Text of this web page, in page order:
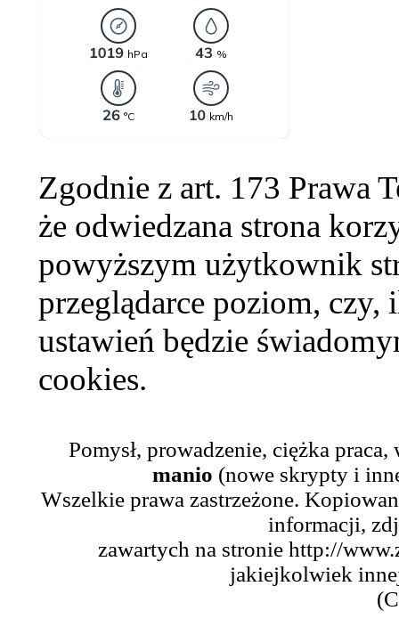
Zgodnie z art. 173 Prawa
że odwiedzana strona
powyższym użytkownik
przeglądarce poziom,
ustawień będzie
cookies.
Pomysł, prowadzenie, ciężka
manio (nowe skrypty i
Wszelkie prawa zastrzeżone.
informacji,
zawartych na stronie http://
jakiejkolwiek